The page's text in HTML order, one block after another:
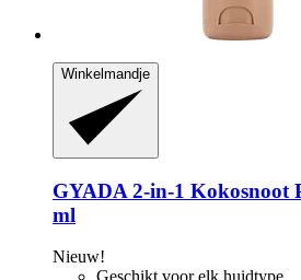
Winkelmandje
GYADA 2-​in-​1 Kokosnoot
ml
Nieuw!